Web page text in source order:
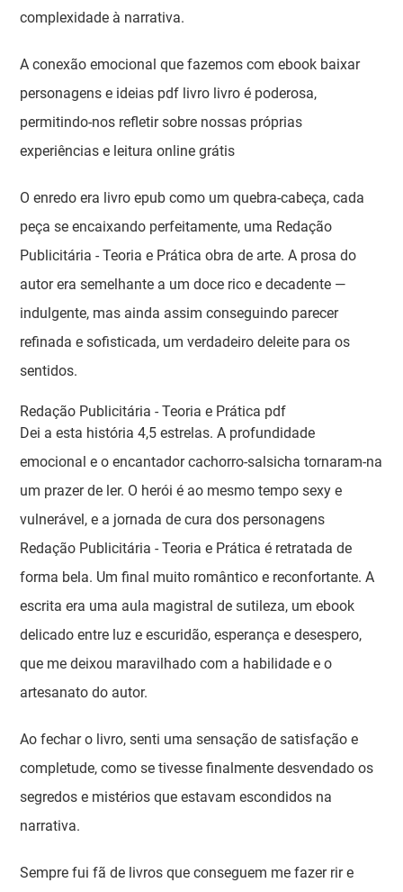
complexidade à narrativa.
A conexão emocional que fazemos com ebook baixar
personagens e ideias pdf livro livro é poderosa,
permitindo-nos refletir sobre nossas próprias
experiências e leitura online grátis
O enredo era livro epub como um quebra-cabeça, cada
peça se encaixando perfeitamente, uma Redação
Publicitária - Teoria e Prática obra de arte. A prosa do
autor era semelhante a um doce rico e decadente —
indulgente, mas ainda assim conseguindo parecer
refinada e sofisticada, um verdadeiro deleite para os
sentidos.
Redação Publicitária - Teoria e Prática pdf
Dei a esta história 4,5 estrelas. A profundidade
emocional e o encantador cachorro-salsicha tornaram-na
um prazer de ler. O herói é ao mesmo tempo sexy e
vulnerável, e a jornada de cura dos personagens
Redação Publicitária - Teoria e Prática é retratada de
forma bela. Um final muito romântico e reconfortante. A
escrita era uma aula magistral de sutileza, um ebook
delicado entre luz e escuridão, esperança e desespero,
que me deixou maravilhado com a habilidade e o
artesanato do autor.
Ao fechar o livro, senti uma sensação de satisfação e
completude, como se tivesse finalmente desvendado os
segredos e mistérios que estavam escondidos na
narrativa.
Sempre fui fã de livros que conseguem me fazer rir e